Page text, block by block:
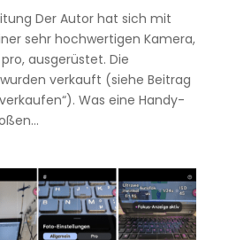
Der Autor hat sich mit
sehr hochwertigen Kamera,
ausgerüstet. Die
verkauft (siehe Beitrag
Was eine Handy-